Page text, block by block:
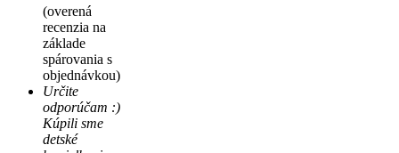
(overená
recenzia na
základe
spárovania s
objednávkou)
Určite
odporúčam :)
Kúpili sme
detské